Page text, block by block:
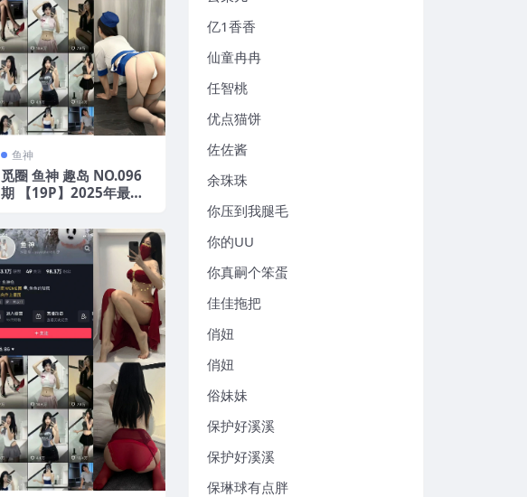
鱼神
觅圈 鱼神 趣岛 NO.096
期 【19P】2025年最新
亿1香香
仙童冉冉
任智桃
优点猫饼
佐佐酱
余珠珠
你压到我腿毛
你的UU
你真嗣个笨蛋
佳佳拖把
俏妞
俏妞
俗妹妹
保护好溪溪
保护好溪溪
保琳球有点胖